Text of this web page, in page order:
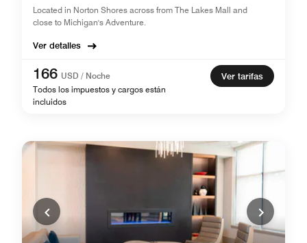
Located in Norton Shores across from The Lakes Mall and
close to Michigan's Adventure.
Ver detalles
166 USD / Noche
Todos los impuestos y cargos están
incluidos
Ver tarifas